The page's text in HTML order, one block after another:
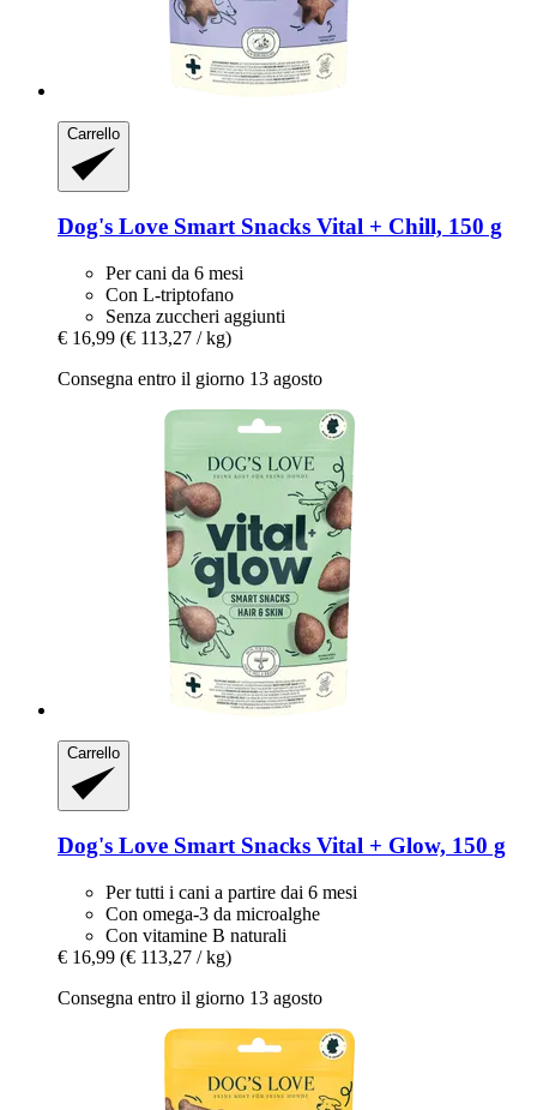
Carrello
Dog's Love Smart Snacks Vital + Chill, 150 g
Per cani da 6 mesi
Con L-triptofano
Senza zuccheri aggiunti
€ 16,99 (€ 113,27 / kg)
Consegna entro il giorno 13 agosto
Carrello
Dog's Love Smart Snacks Vital + Glow, 150 g
Per tutti i cani a partire dai 6 mesi
Con omega-3 da microalghe
Con vitamine B naturali
€ 16,99 (€ 113,27 / kg)
Consegna entro il giorno 13 agosto